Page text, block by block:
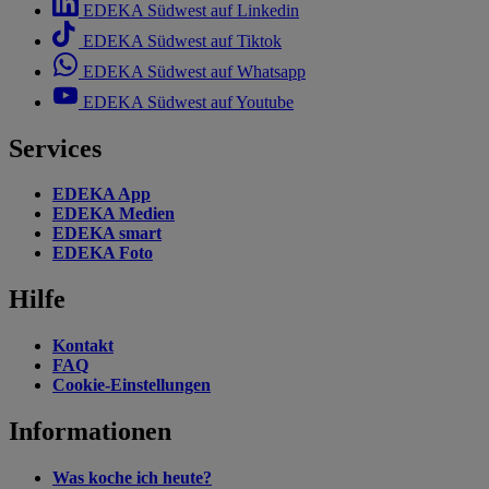
EDEKA Südwest auf Linkedin
EDEKA Südwest auf Tiktok
EDEKA Südwest auf Whatsapp
EDEKA Südwest auf Youtube
Services
EDEKA App
EDEKA Medien
EDEKA smart
EDEKA Foto
Hilfe
Kontakt
FAQ
Cookie-Einstellungen
Informationen
Was koche ich heute?